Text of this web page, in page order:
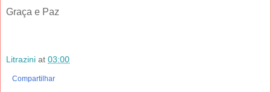
Graça e Paz
Litrazini at 03:00
Compartilhar